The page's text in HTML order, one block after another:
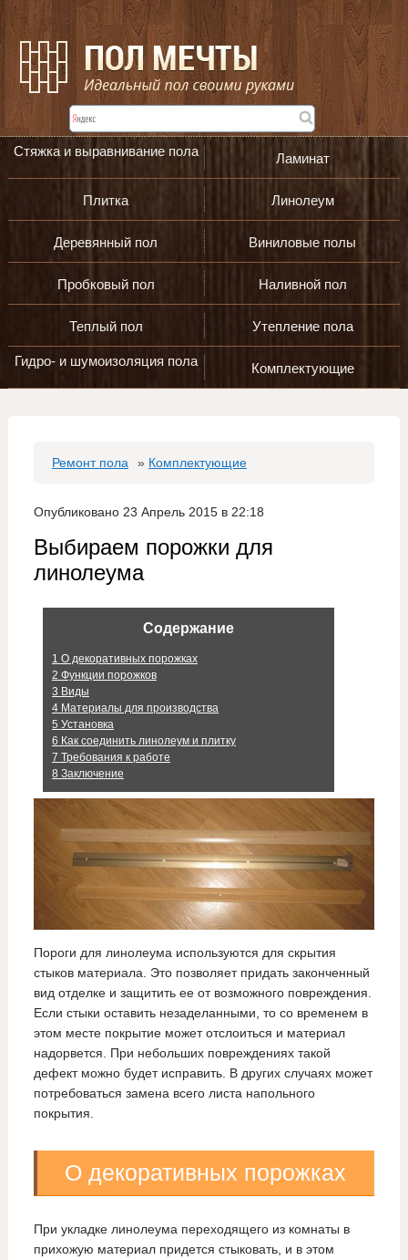
Стяжка и выравнивание пола Ламинат
Плитка Линолеум
Деревянный пол Виниловые полы
Пробковый пол Наливной пол
Теплый пол Утепление пола
Гидро- и шумоизоляция пола Комплектующие
Ремонт пола » Комплектующие
Опубликовано 23 Апрель 2015 в 22:18
Выбираем порожки для
линолеума
Содержание
1 О декоративных порожках
2 Функции порожков
3 Виды
4Материалы для производства
5 Установка
6 Как соединить линолеум и плитку
7 Требования к работе
8 Заключение
Пороги для линолеума используются для скрытия
стыков материала. Это позволяет придать законченный
вид отделке и защитить ее от возможного повреждения.
Если стыки оставить незаделанными, то со временем в
этом месте покрытие может отслоиться и материал
надорвется. При небольших повреждениях такой
дефект можно будет исправить. В других случаях может
потребоваться замена всего листа напольного
покрытия.
О декоративных порожках
При укладке линолеума переходящего из комнаты в
прихожую материал придется стыковать, и в этом